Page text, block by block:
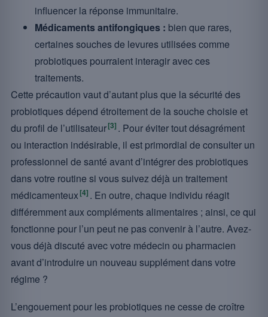
influencer la réponse immunitaire.
Médicaments antifongiques : bien que rares,
certaines souches de levures utilisées comme
probiotiques pourraient interagir avec ces
traitements.
Cette précaution vaut d’autant plus que la sécurité des
probiotiques dépend étroitement de la souche choisie et
du profil de l’utilisateur[3] . Pour éviter tout désagrément
ou interaction indésirable, il est primordial de consulter un
professionnel de santé avant d’intégrer des probiotiques
dans votre routine si vous suivez déjà un traitement
médicamenteux[4] . En outre, chaque individu réagit
différemment aux compléments alimentaires ; ainsi, ce qui
fonctionne pour l’un peut ne pas convenir à l’autre. Avez-
vous déjà discuté avec votre médecin ou pharmacien
avant d’introduire un nouveau supplément dans votre
régime ?
L’engouement pour les probiotiques ne cesse de croître